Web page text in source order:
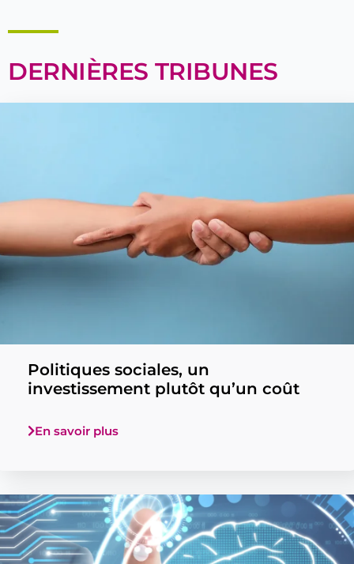
DERNIÈRES TRIBUNES
Politiques sociales, un
investissement plutôt qu’un coût
En savoir plus